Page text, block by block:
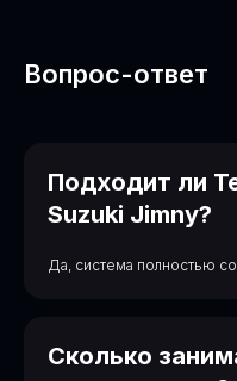
Вопрос-ответ
Подходит ли
Suzuki Jimny?
Да, система полностью
Сколько
Адрес